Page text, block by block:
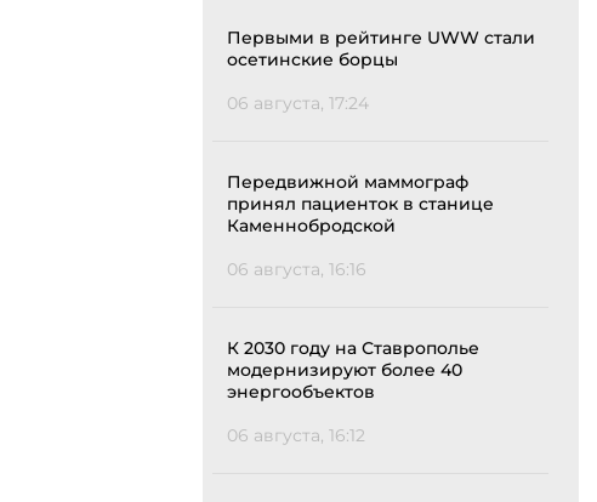
Первыми в рейтинге UWW стали
осетинские борцы
06 августа, 17:24
Передвижной маммограф
принял пациенток в станице
Каменнобродской
06 августа, 16:16
К 2030 году на Ставрополье
модернизируют более 40
энергообъектов
06 августа, 16:12